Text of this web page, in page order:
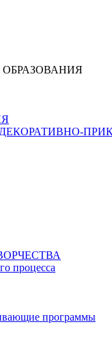
процесса
программы